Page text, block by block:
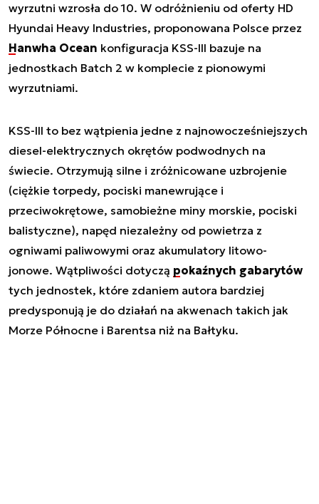
wyrzutni wzrosła do 10. W odróżnieniu od oferty HD
Hyundai Heavy Industries, proponowana Polsce przez
Hanwha Ocean konfiguracja KSS-III bazuje na
jednostkach Batch 2 w komplecie z pionowymi
wyrzutniami.
KSS-III to bez wątpienia jedne z najnowocześniejszych
diesel-elektrycznych okrętów podwodnych na
świecie. Otrzymują silne i zróżnicowane uzbrojenie
(ciężkie torpedy, pociski manewrujące i
przeciwokrętowe, samobieżne miny morskie, pociski
balistyczne), napęd niezależny od powietrza z
ogniwami paliwowymi oraz akumulatory litowo-
jonowe. Wątpliwości dotyczą pokaźnych gabarytów
tych jednostek, które zdaniem autora bardziej
predysponują je do działań na akwenach takich jak
Morze Północne i Barentsa niż na Bałtyku.